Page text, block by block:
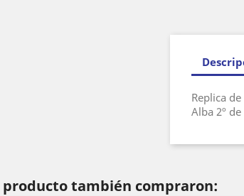
Replica
Alba 2º
también compraron: